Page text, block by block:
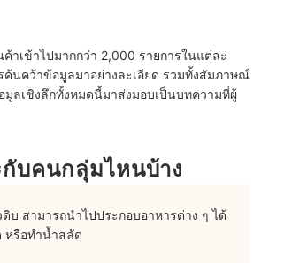
ปลอดภัยต่อสุขภาพในระยะยาว
าเข้าไปมากกว่า 2,000 รายการในแต่ละ
ค้นคว้าข้อมูลมาอย่างละเอียด รวมทั้งสัมภาษณ์
ลเชิงลึกทั้งหมดนี้มาส่งมอบเป็นบทความที่ผู้
กับคนกลุ่มไหนบ้าง
บ สามารถนำไปประกอบอาหารต่าง ๆ ได้
หรือทำน้ำสลัด